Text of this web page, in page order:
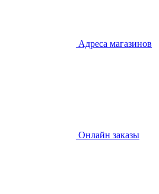
Адреса магазинов
Онлайн заказы